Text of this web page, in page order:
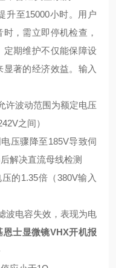
升至15000小时。用户
，需立即停机检查，
期维护不仅能保障设
著的经济效益。 输入
许波动范围为额定电压
之间）
压骤降至185V导致伺
解决直流母线检测
的1.35倍（380V输入
波电容失效，表现为电
恩士显微镜VHX开机报